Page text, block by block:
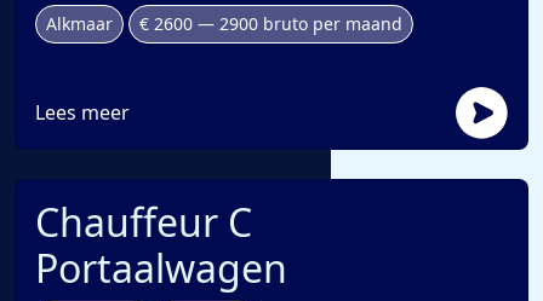
Alkmaar € 2600 — 2900 bruto per maand
Lees meer
Chauffeur C
Portaalwagen